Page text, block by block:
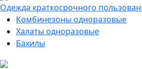
Одежда краткосрочного
Комбинезоны одноразовые
Халаты одноразовые
Бахилы